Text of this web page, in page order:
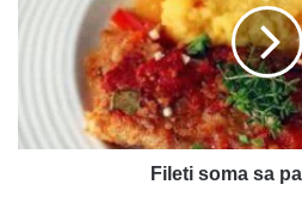
paradajzom
Fileti soma sa